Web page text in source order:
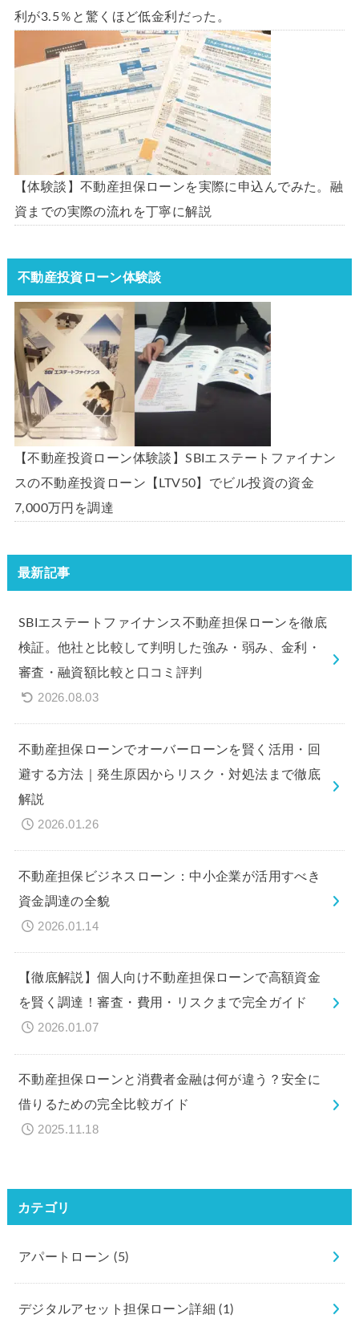
利が3.5％と驚くほど低金利だった。
【体験談】不動産担保ローンを実際に申込んでみた。融
資までの実際の流れを丁寧に解説
不動産投資ローン体験談
【不動産投資ローン体験談】SBIエステートファイナン
スの不動産投資ローン【LTV50】でビル投資の資金
7,000万円を調達
最新記事
SBIエステートファイナンス不動産担保ローンを徹底
検証。他社と比較して判明した強み・弱み、金利・
審査・融資額比較と口コミ評判
2026.08.03
不動産担保ローンでオーバーローンを賢く活用・回
避する方法｜発生原因からリスク・対処法まで徹底
解説
2026.01.26
不動産担保ビジネスローン：中小企業が活用すべき
資金調達の全貌
2026.01.14
【徹底解説】個人向け不動産担保ローンで高額資金
を賢く調達！審査・費用・リスクまで完全ガイド
2026.01.07
不動産担保ローンと消費者金融は何が違う？安全に
借りるための完全比較ガイド
2025.11.18
カテゴリ
アパートローン(5)
デジタルアセット担保ローン詳細(1)